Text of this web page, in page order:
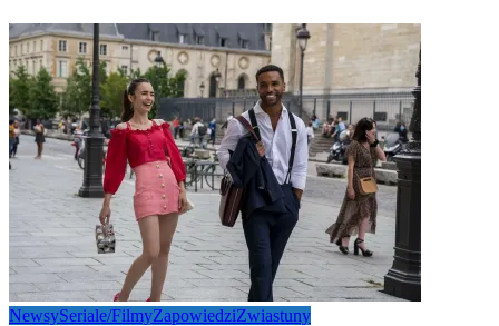
NewsySeriale/FilmyZapowiedziZwiastuny